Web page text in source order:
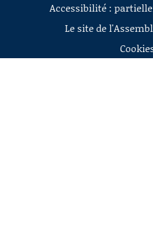
Accessibilité :
Le site de